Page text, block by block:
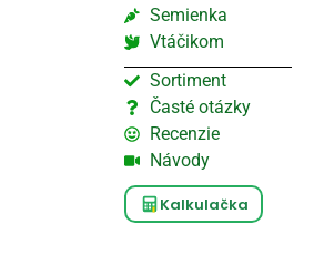
Semienka
Vtáčikom
Sortiment
Časté otázky
Recenzie
Návody
Kalkulačka